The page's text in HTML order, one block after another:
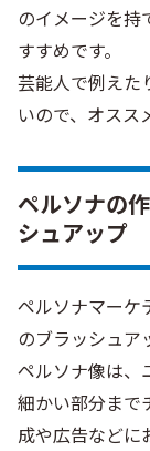
のイメージを持
すすめです。
芸能人で例えた
いので、オスス
ペルソナの
シュアップ
ペルソナマーケ
のブラッシュア
ペルソナ像は、
細かい部分まで
成や広告などに